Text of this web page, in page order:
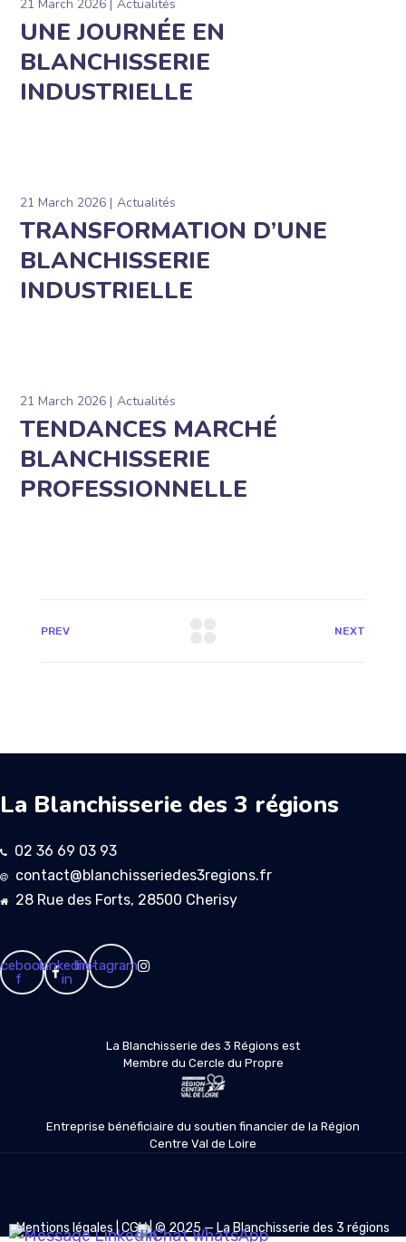
21 March 2026 Actualités
UNE JOURNÉE EN
BLANCHISSERIE
INDUSTRIELLE
21 March 2026 Actualités
TRANSFORMATION D’UNE
BLANCHISSERIE
INDUSTRIELLE
21 March 2026 Actualités
TENDANCES MARCHÉ
BLANCHISSERIE
PROFESSIONNELLE
PREV NEXT
La Blanchisserie des 3 régions
02 36 69 03 93
contact@blanchisseriedes3regions.fr
28 Rue des Forts, 28500 Cherisy
f
Linkedin-
in
Instagram
La Blanchisserie des 3 Régions est
Membre du Cercle du Propre
Entreprise bénéficiaire du soutien financier de la Région
Centre Val de Loire
Mentions légales |CGV| © 2025 — La Blanchisserie des 3 régions